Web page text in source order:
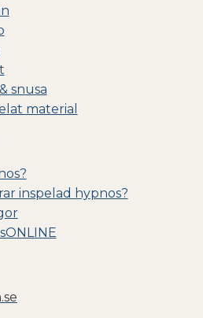
snusa
material
inspelad hypnos?